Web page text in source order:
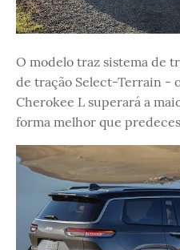
O modelo traz sistema de
de tração Select-Terrain -
Cherokee L superará a
forma melhor que